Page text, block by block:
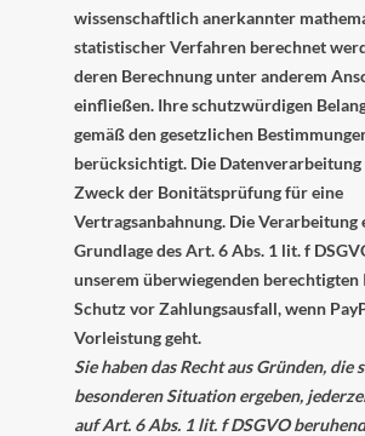
wissenschaftlich anerkannter
statistischer Verfahren berechnet
deren Berechnung unter anderem
einfließen. Ihre schutzwürdigen
gemäß den gesetzlichen
berücksichtigt. Die Datenverarbeitung
Zweck der Bonitätsprüfung für eine
Vertragsanbahnung. Die Verarbeitung
Grundlage des Art. 6 Abs. 1 lit. f
unserem überwiegenden berechtigten
Schutz vor Zahlungsausfall, wenn
Vorleistung geht.
Sie haben das Recht aus Gründen, die
besonderen Situation ergeben,
auf Art. 6 Abs. 1 lit. f DSGVO